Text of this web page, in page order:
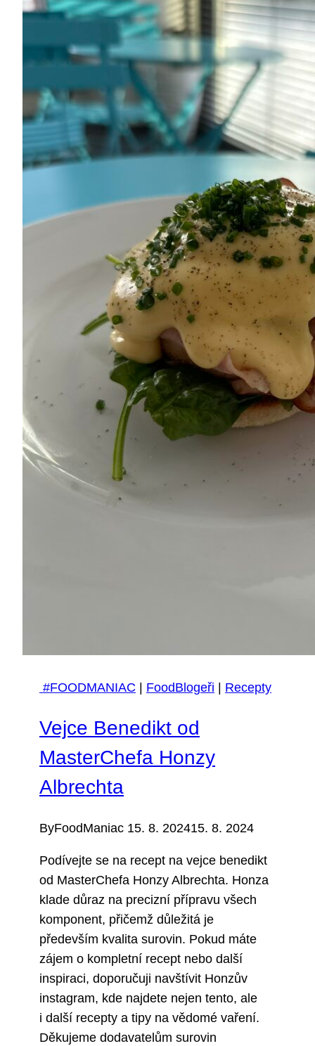
#FOODMANIAC | FoodBlogeři | Recepty
Vejce Benedikt od
MasterChefa Honzy
Albrechta
ByFoodManiac 15. 8. 202415. 8. 2024
Podívejte se na recept na vejce benedikt
od MasterChefa Honzy Albrechta. Honza
klade důraz na precizní přípravu všech
komponent, přičemž důležitá je
především kvalita surovin. Pokud máte
zájem o kompletní recept nebo další
inspiraci, doporučuji navštívit Honzův
instagram, kde najdete nejen tento, ale
i další recepty a tipy na vědomé vaření.
Děkujeme dodavatelům surovin